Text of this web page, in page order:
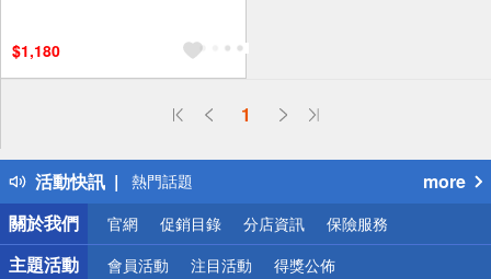
$1,180
1
活動快訊
偏遠地區配送
得獎公告
熱門話題
銀行優惠
偏遠地區配送
詐騙網頁！請小心！
more
關於我們
官網 促銷目錄 分店資訊 保險服務
主題活動 會員活動 注目活動 得獎公佈